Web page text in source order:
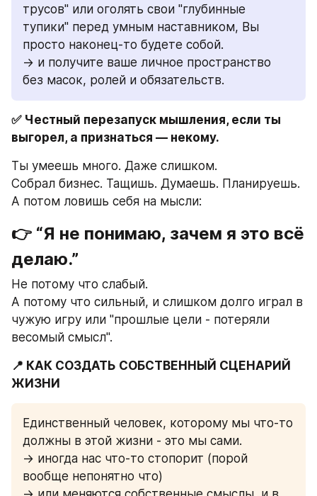
трусов" или оголять свои "глубинные
тупики" перед умным наставником, Вы
просто наконец-то будете собой.
→ и получите ваше личное пространство
без масок, ролей и обязательств.
✅ Честный перезапуск мышления, если ты
выгорел, а признаться — некому.
Ты умеешь много. Даже слишком.
Собрал бизнес. Тащишь. Думаешь. Планируешь.
А потом ловишь себя на мысли:
👉 “Я не понимаю, зачем я это всё
делаю.”
Не потому что слабый.
А потому что сильный, и слишком долго играл в
чужую игру или "прошлые цели - потеряли
весомый смысл".
📍 КАК СОЗДАТЬ СОБСТВЕННЫЙ СЦЕНАРИЙ
ЖИЗНИ
Единственный человек, которому мы что-то
должны в этой жизни - это мы сами.
→ иногда нас что-то стопорит (порой
вообще непонятно что)